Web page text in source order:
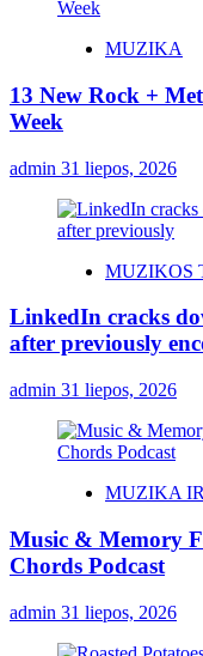
MUZIKA
13 New Rock +
Week
admin 31 liepos, 2026
MUZIKOS
LinkedIn cracks
after previously
admin 31 liepos, 2026
MUZIKA
Music & Memory
Chords Podcast
admin 31 liepos, 2026